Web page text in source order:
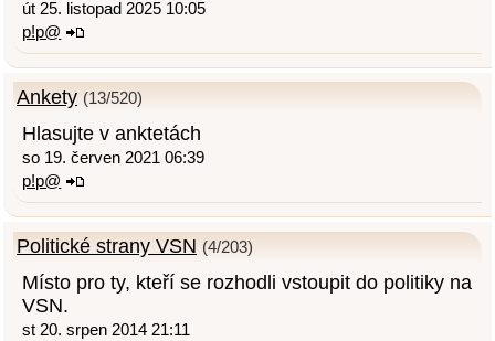
út 25. listopad 2025 10:05
p!p@
Ankety (13/520)
Hlasujte v anktetách
so 19. červen 2021 06:39
p!p@
Politické strany VSN (4/203)
Místo pro ty, kteří se rozhodli vstoupit do politiky na
VSN.
st 20. srpen 2014 21:11